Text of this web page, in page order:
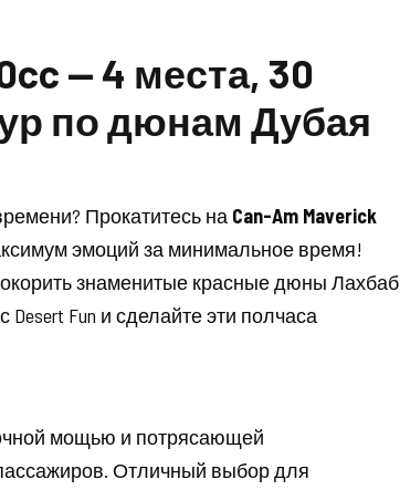
— 4 места, 30
по дюнам Дубая
Прокатитесь на Can-Am Maverick
эмоций за минимальное время!
знаменитые красные дюны Лахбаб
Fun и сделайте эти полчаса
мощью и потрясающей
Отличный выбор для